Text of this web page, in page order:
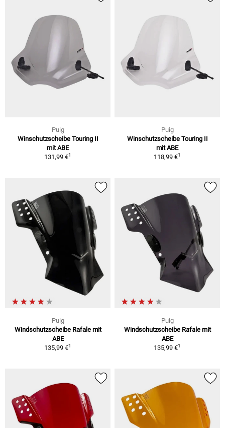
Puig
Winschutzscheibe Touring II
mit ABE
131,99 €1
Puig
Winschutzscheibe Touring II
mit ABE
118,99 €1
Puig
Windschutzscheibe Rafale mit
ABE
135,99 €1
Puig
Windschutzscheibe Rafale mit
ABE
135,99 €1